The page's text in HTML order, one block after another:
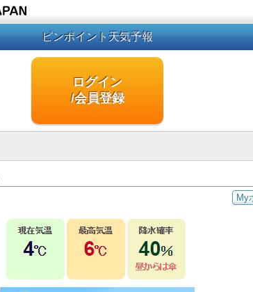
ピンポイント天気予報
ログイン
/会員登録
My